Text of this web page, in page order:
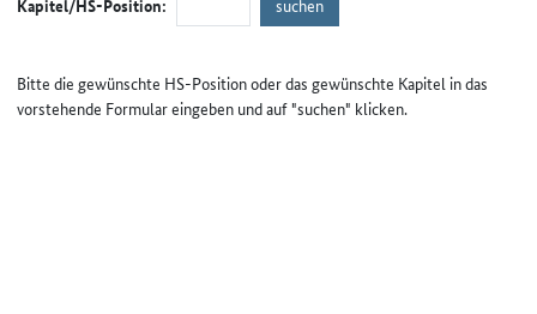
Kapitel/HS-Position:
Bitte die gewünschte HS-Position oder das gewünschte Kapitel in das
vorstehende Formular eingeben und auf "suchen" klicken.